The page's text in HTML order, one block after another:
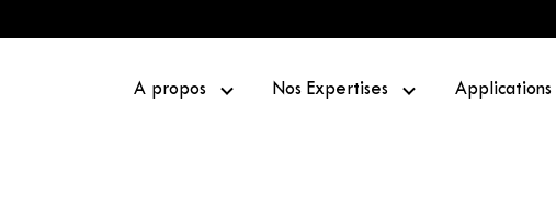
A propos Nos Expertises Applications